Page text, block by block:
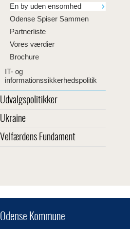
En by uden ensomhed
Odense Spiser Sammen
Partnerliste
Vores værdier
Brochure
IT- og
informationssikkerhedspolitik
Udvalgspolitikker
Ukraine
Velfærdens Fundament
Odense Kommune